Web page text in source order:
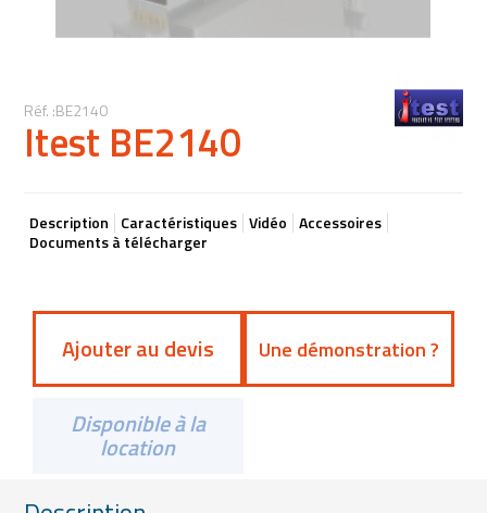
Réf. :BE2140
Itest BE2140
Description Caractéristiques Vidéo Accessoires
Documents à télécharger
Ajouter au devis Une démonstration ?
Disponible à la
location